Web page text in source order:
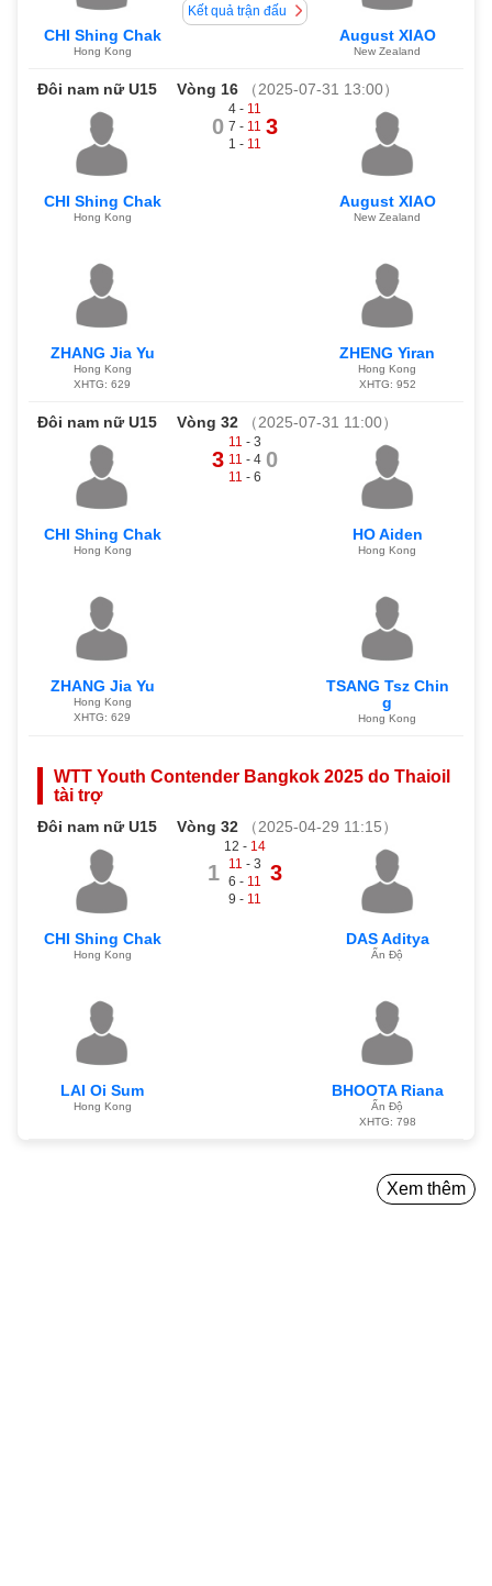
CHI Shing Chak
Hong Kong
Kết quả trận đấu
August XIAO
New Zealand
Đôi nam nữ U15 Vòng 16 （2025-07-31 13:00）
CHI Shing Chak
Hong Kong
ZHANG Jia Yu
Hong Kong
XHTG: 629
0
4 - 11
7 - 11
1 - 11
3
August XIAO
New Zealand
ZHENG Yiran
Hong Kong
XHTG: 952
Đôi nam nữ U15 Vòng 32 （2025-07-31 11:00）
CHI Shing Chak
Hong Kong
ZHANG Jia Yu
Hong Kong
XHTG: 629
3
11 - 3
11 - 4
11 - 6
0
HO Aiden
Hong Kong
TSANG Tsz Chin
g
Hong Kong
WTT Youth Contender Bangkok 2025 do Thaioil
tài trợ
Đôi nam nữ U15 Vòng 32 （2025-04-29 11:15）
CHI Shing Chak
Hong Kong
LAI Oi Sum
Hong Kong
1
12 - 14
11 - 3
6 - 11
9 - 11
3
DAS Aditya
Ấn Độ
BHOOTA Riana
Ấn Độ
XHTG: 798
Xem thêm